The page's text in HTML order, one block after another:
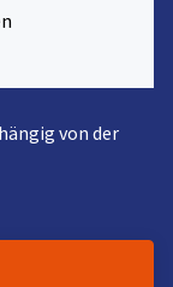
von der